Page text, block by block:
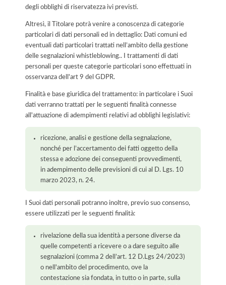
degli obblighi di riservatezza ivi previsti.
Altresì, il Titolare potrà venire a conoscenza di categorie
particolari di dati personali ed in dettaglio: Dati comuni ed
eventuali dati particolari trattati nell’ambito della gestione
delle segnalazioni whistleblowing.. I trattamenti di dati
personali per queste categorie particolari sono effettuati in
osservanza dell'art 9 del GDPR.
Finalità e base giuridica del trattamento: in particolare i Suoi
dati verranno trattati per le seguenti finalità connesse
all'attuazione di adempimenti relativi ad obblighi legislativi:
ricezione, analisi e gestione della segnalazione,
nonché per l’accertamento dei fatti oggetto della
stessa e adozione dei conseguenti provvedimenti,
in adempimento delle previsioni di cui al D. Lgs. 10
marzo 2023, n. 24.
I Suoi dati personali potranno inoltre, previo suo consenso,
essere utilizzati per le seguenti finalità:
rivelazione della sua identità a persone diverse da
quelle competenti a ricevere o a dare seguito alle
segnalazioni (comma 2 dell’art. 12 D.Lgs 24/2023)
o nell'ambito del procedimento, ove la
contestazione sia fondata, in tutto o in parte, sulla